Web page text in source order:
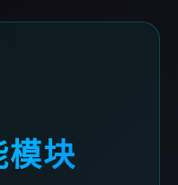
模块